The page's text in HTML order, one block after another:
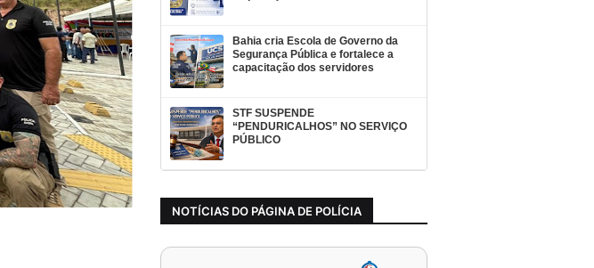
Bahia cria Escola de Governo da
Segurança Pública e fortalece a
capacitação dos servidores
STF SUSPENDE
“PENDURICALHOS” NO SERVIÇO
PÚBLICO
NOTÍCIAS DO PÁGINA DE POLÍCIA